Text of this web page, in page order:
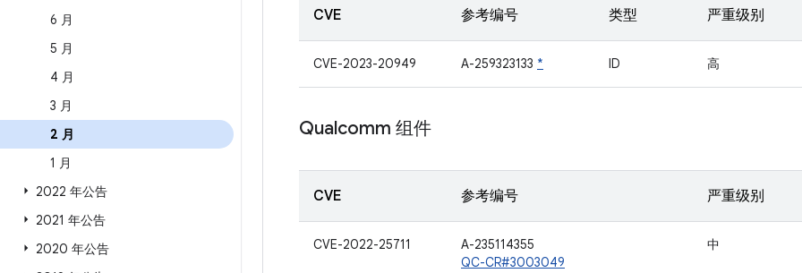
6 月
5 月
4 月
3 月
2 月
1 月
2022 年公告
2021 年公告
2020 年公告
CVE 参考编号 类型 严重级别
CVE-2023-20949 A-259323133 * ID 高
Qualcomm 组件
CVE 参考编号 严重级别
CVE-2022-25711
A-235114355
QC-CR#3003049
中